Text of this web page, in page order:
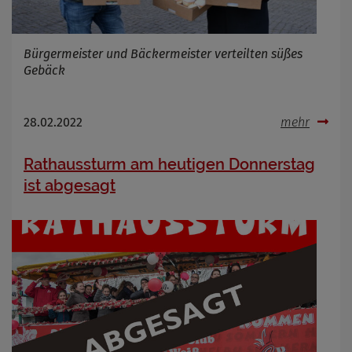
Bürgermeister und Bäckermeister verteilten süßes
Gebäck
28.02.2022 mehr
Rathaussturm am heutigen Donnerstag
ist abgesagt
Infos schließen